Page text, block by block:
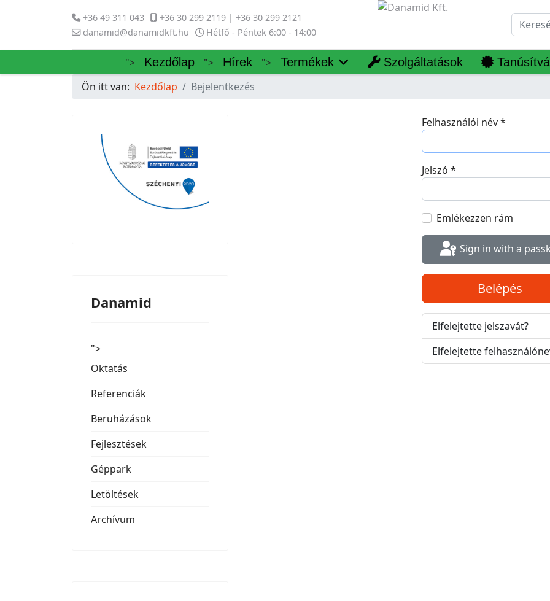
+36 49 311 043
+36 30 299 2119 | +36 30 299 2121
danamid@danamidkft.hu
Hétfő - Péntek 6:00 - 14:00
Keresés
"> Kezdőlap "> Hírek "> Termékek Szolgáltatások
Ön itt van: Kezdőlap Bejelentkezés
Danamid
">
Oktatás
Referenciák
Beruházások
Fejlesztések
Géppark
Letöltések
Archívum
Felhasználói név*
Jelszó *
Emlékezzen rám
Sign in with a
Belépés
Elfelejtette jelszavát?
Elfelejtette